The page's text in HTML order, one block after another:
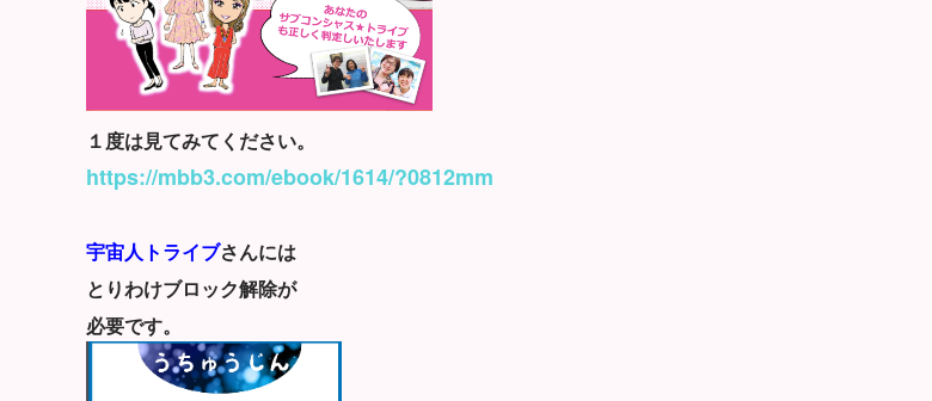
１度は見てみてください。
https://mbb3.com/ebook/1614/?0812mm
宇宙人トライブさんには
とりわけブロック解除が
必要です。